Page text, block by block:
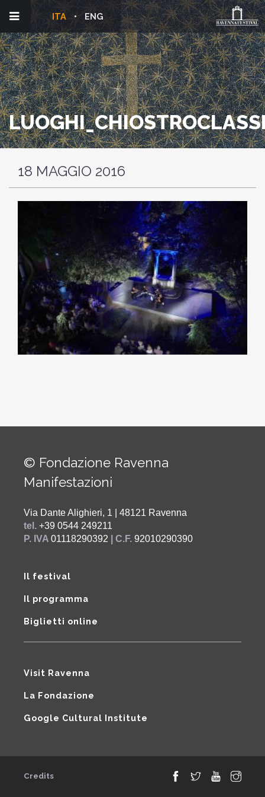
ENG
ITA
18 MAGGIO 2016
© Fondazione Ravenna
Manifestazioni
Via Dante Alighieri, 1 | 48121 Ravenna
tel. +39 0544 249211
P. IVA 01118290392 | C.F. 92010290390
Il festival
Il programma
Biglietti online
Visit Ravenna
La Fondazione
Google Cultural Institute
Credits